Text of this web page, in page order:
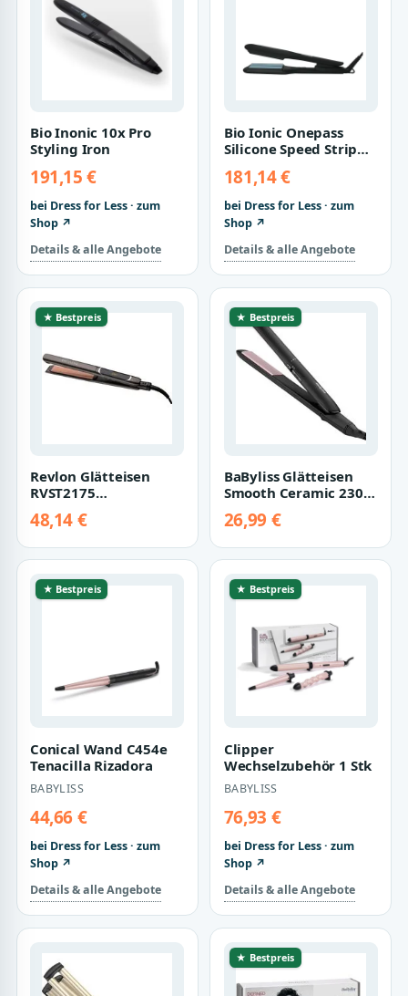
Bio Inonic 10x Pro
Styling Iron
191,15 €
bei Dress for Less · zum
Shop ↗
Details & alle Angebote
Bio Ionic Onepass
Silicone Speed Strip
181,14 €
bei Dress for Less · zum
Shop ↗
Details & alle Angebote
★ Bestpreis
Revlon Glätteisen
RVST2175
ColourProtect-
Keramik-
125mm,…
48,14 €
★ Bestpreis
BaByliss Glätteisen
Smooth Ceramic 230
Glätteisen mit
Keramikbeschicht…
26,99 €
★ Bestpreis
Conical Wand C454e
Tenacilla Rizadora
BABYLISS
44,66 €
bei Dress for Less · zum
Shop ↗
Details & alle Angebote
★ Bestpreis
Clipper
Wechselzubehör 1 Stk
BABYLISS
76,93 €
bei Dress for Less · zum
Shop ↗
Details & alle Angebote
★ Bestpreis